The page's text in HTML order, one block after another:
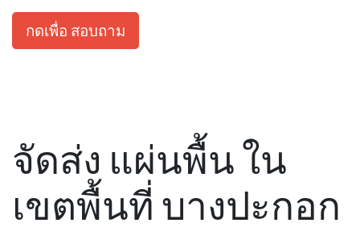
กดเพื่อ สอบถาม
จัดส่ง แผ่นพื้น ใน
เขตพื้นที่ บางปะกอก